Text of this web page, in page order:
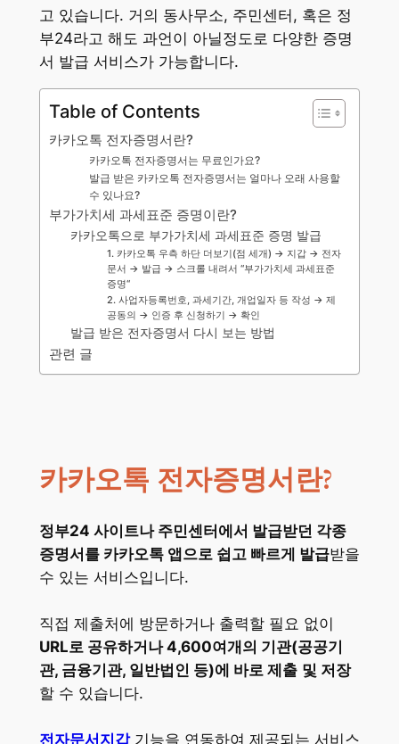
고 있습니다. 거의 동사무소, 주민센터, 혹은 정
부24라고 해도 과언이 아닐정도로 다양한 증명
서 발급 서비스가 가능합니다.
Table of Contents
카카오톡 전자증명서란?
카카오톡 전자증명서는 무료인가요?
발급 받은 카카오톡 전자증명서는 얼마나 오래 사용할
수 있나요?
부가가치세 과세표준 증명이란?
카카오톡으로 부가가치세 과세표준 증명 발급
1. 카카오톡 우측 하단 더보기(점 세개) → 지갑 → 전자
문서 → 발급 → 스크롤 내려서 “부가가치세 과세표준
증명“
2. 사업자등록번호, 과세기간, 개업일자 등 작성 → 제
공동의 → 인증 후 신청하기 → 확인
발급 받은 전자증명서 다시 보는 방법
관련 글
카카오톡 전자증명서란?
정부24 사이트나 주민센터에서 발급받던 각종
증명서를 카카오톡 앱으로 쉽고 빠르게 발급받을
수 있는 서비스입니다.
직접 제출처에 방문하거나 출력할 필요 없이
URL로 공유하거나 4,600여개의 기관(공공기
관, 금융기관, 일반법인 등)에 바로 제출 및 저장
할 수 있습니다.
전자문서지갑기능을 연동하여 제공되는 서비스